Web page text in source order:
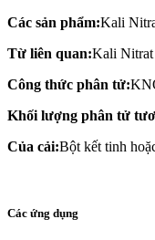
Các sản phẩm:Kali
Từ liên quan:Kali Nitrat
Công thức phân tử:
Khối lượng phân tử
Của cải:Bột kết tinh
Các ứng dụng